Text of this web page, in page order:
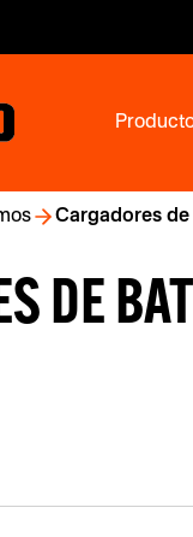
Cargadores
DE